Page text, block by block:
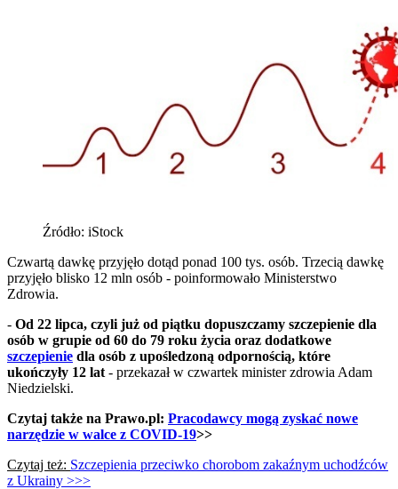
Źródło: iStock
Czwartą dawkę przyjęło dotąd ponad 100 tys. osób. Trzecią dawkę
przyjęło blisko 12 mln osób - poinformowało Ministerstwo
Zdrowia.
- Od 22 lipca, czyli już od piątku dopuszczamy szczepienie dla
osób w grupie od 60 do 79 roku życia oraz dodatkowe
szczepienie dla osób z upośledzoną odpornością, które
ukończyły 12 lat - przekazał w czwartek minister zdrowia Adam
Niedzielski.
Czytaj także na Prawo.pl: Pracodawcy mogą zyskać nowe
narzędzie w walce z COVID-19>>
Czytaj też: Szczepienia przeciwko chorobom zakaźnym uchodźców
z Ukrainy >>>